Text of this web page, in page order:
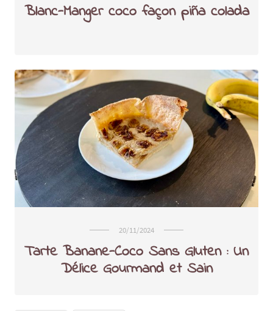
Blanc-Manger coco façon piña colada
20/11/2024
Tarte Banane-Coco Sans Gluten : Un
Délice Gourmand et Sain